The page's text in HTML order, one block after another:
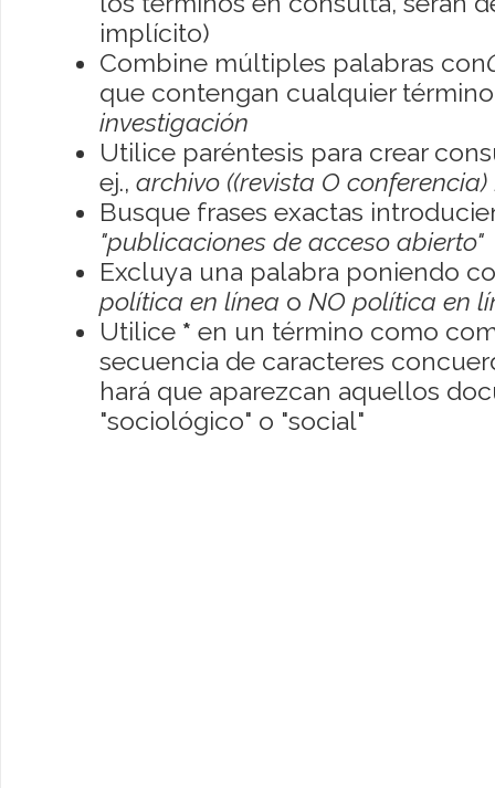
implícito)
Combine múltiples palabras con
que contengan cualquier
investigación
Utilice paréntesis para crear
ej., archivo ((revista O conferencia)
Busque frases exactas
"publicaciones de acceso abierto"
Excluya una palabra poniendo
política en línea o NO política en
Utilice * en un término como
secuencia de caracteres
hará que aparezcan aquellos
"sociológico" o "social"